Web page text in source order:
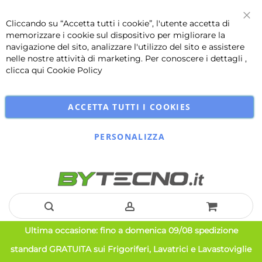
Cliccando su “Accetta tutti i cookie”, l'utente accetta di
memorizzare i cookie sul dispositivo per migliorare la
navigazione del sito, analizzare l'utilizzo del sito e assistere
nelle nostre attività di marketing. Per conoscere i dettagli ,
clicca qui Cookie Policy
ACCETTA TUTTI I COOKIES
PERSONALIZZA
Salta
al
Ultima occasione: fino a domenica 09/08 spedizione
standard GRATUITA sui Frigoriferi, Lavatrici e Lavastoviglie